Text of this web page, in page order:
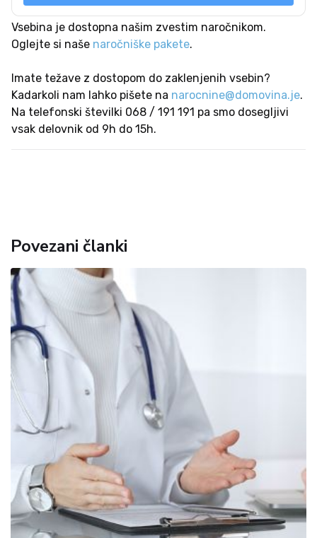
Vsebina je dostopna našim zvestim naročnikom.
Oglejte si naše naročniške pakete.
Imate težave z dostopom do zaklenjenih vsebin?
Kadarkoli nam lahko pišete na narocnine@domovina.je.
Na telefonski številki 068 / 191 191 pa smo dosegljivi
vsak delovnik od 9h do 15h.
Povezani članki